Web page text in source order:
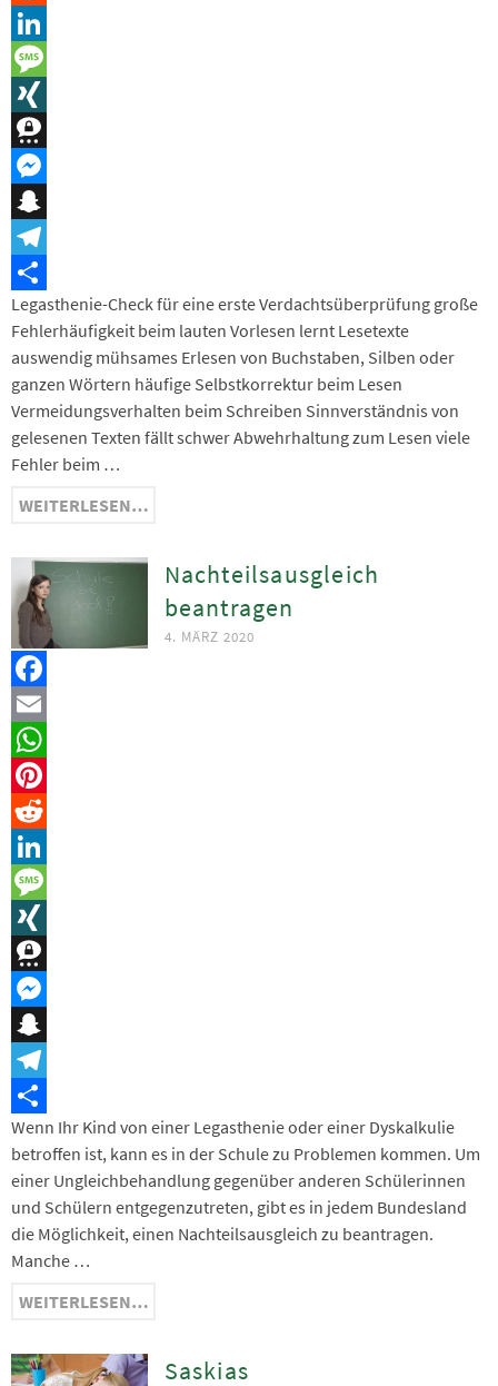
Reddit
LinkedIn
Message
XING
Threema
Messenger
Snapchat
Telegram
Teilen
Legasthenie-Check für eine erste Verdachtsüberprüfung große
Fehlerhäufigkeit beim lauten Vorlesen lernt Lesetexte
auswendig mühsames Erlesen von Buchstaben, Silben oder
ganzen Wörtern häufige Selbstkorrektur beim Lesen
Vermeidungsverhalten beim Schreiben Sinnverständnis von
gelesenen Texten fällt schwer Abwehrhaltung zum Lesen viele
Fehler beim …
WEITERLESEN…
Nachteilsausgleich
beantragen
4. MÄRZ 2020
Facebook
Email
WhatsApp
Pinterest
Reddit
LinkedIn
Message
XING
Threema
Messenger
Snapchat
Telegram
Teilen
Wenn Ihr Kind von einer Legasthenie oder einer Dyskalkulie
betroffen ist, kann es in der Schule zu Problemen kommen. Um
einer Ungleichbehandlung gegenüber anderen Schülerinnen
und Schülern entgegenzutreten, gibt es in jedem Bundesland
die Möglichkeit, einen Nachteilsausgleich zu beantragen.
Manche …
WEITERLESEN…
Saskias